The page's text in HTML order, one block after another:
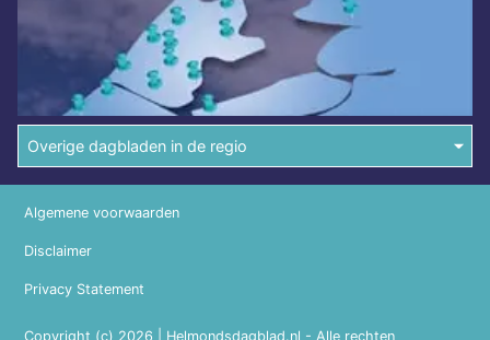
Overige dagbladen in de regio
Copyright (c) 2026 | Helmondsdagblad.nl - Alle rechten
Algemene voorwaarden
Disclaimer
Privacy Statement